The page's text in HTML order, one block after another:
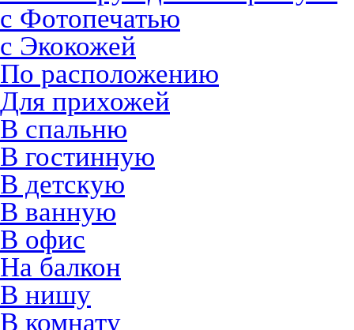
с Фотопечатью
с Экокожей
По расположению
Для прихожей
В спальню
В гостинную
В детскую
В ванную
В офис
На балкон
В нишу
В комнату